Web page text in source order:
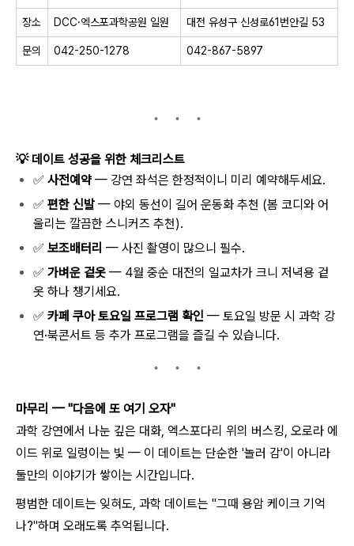
장소 DCC·엑스포과학공원 일원 대전 유성구 신성로61번안길 53
문의 042-250-1278 042-867-5897
💡데이트 성공을 위한 체크리스트
✅ 사전예약 — 강연 좌석은 한정적이니 미리 예약해두세요.
✅ 편한 신발 — 야외 동선이 길어 운동화 추천 (봄 코디와 어
울리는 깔끔한 스니커즈 추천).
✅ 보조배터리 — 사진 촬영이 많으니 필수.
✅ 가벼운 겉옷 — 4월 중순 대전의 일교차가 크니 저녁용 겉
옷 하나 챙기세요.
✅ 카페 쿠아 토요일 프로그램 확인 — 토요일 방문 시 과학 강
연·북콘서트 등 추가 프로그램을 즐길 수 있습니다.
마무리 — "다음에 또 여기 오자"
과학 강연에서 나눈 깊은 대화, 엑스포다리 위의 버스킹, 오로라 에
이드 위로 일렁이는 빛 — 이 데이트는 단순한 '놀러 감'이 아니라
둘만의 이야기가 쌓이는 시간입니다.
평범한 데이트는 잊혀도, 과학 데이트는 "그때 용암 케이크 기억
나?"하며 오래도록 추억됩니다.